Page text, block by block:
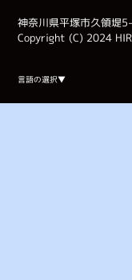
神奈川県平塚市久領
Copyright (C) 2024
言語の選択▼
Select Language